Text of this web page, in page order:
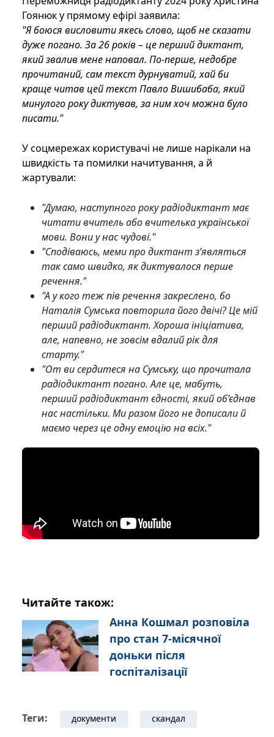
Гоянюк у прямому ефірі заявила:
"Я боюся висловити якесь слово, щоб не сказати
дуже погано. За 26 років – це перший диктант,
який звалив мене наповал. По-перше, недобре
прочитаний, сам текст дурнуватий, хай би
краще читав цей текст Павло Вишибаба, який
минулого року диктував, за ним хоч можна було
писати."
У соцмережах користувачі не лише нарікали на
швидкість та помилки начитування, а й
жартували:
"Думаю, наступного року радіодиктант має
читати вчитель або вчителька української
мови. Вони у нас чудові."
"Сподіваюсь, меми про диктант з’являться
так само швидко, як диктувалося перше
речення."
"А у кого теж пів речення закреслено, бо
Наталія Сумська повторила його двічі? Це мій
перший радіодиктант. Хороша ініціатива,
але, напевно, не зовсім вдалий рік для
старту."
"От ви сердитеся на Сумську, що прочитала
радіодиктант погано. Але це, мабуть,
перший радіодиктант єдності, який об’єднав
нас настільки. Ми разом його не дописали й
маємо через це одну емоцію на всіх."
Читайте також:
Анна Кошмал розповіла
про стан 7-місячної
доньки після
госпіталізації
Теги: документи скандал